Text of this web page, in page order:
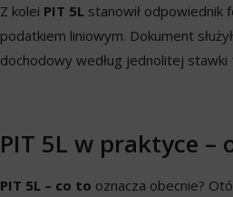
Z kolei PIT 5L stanowił odpowiednik
podatkiem liniowym. Dokument
dochodowy według jednolitej stawki
PIT 5L w praktyce –
PIT 5L – co to oznacza obecnie?